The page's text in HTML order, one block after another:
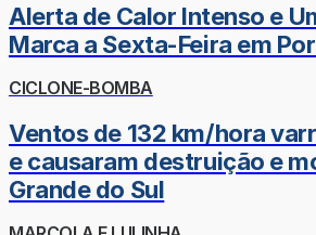
Alerta de Calor Intenso e
Marca a Sexta-Feira em
CICLONE-BOMBA
Ventos de 132 km/hora
e causaram destruição e
Grande do Sul